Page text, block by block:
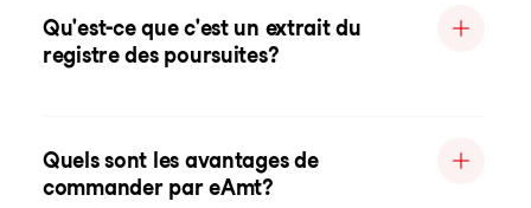
Qu'est-ce que c'est un extrait du
registre des poursuites?
Quels sont les avantages de
commander par eAmt?